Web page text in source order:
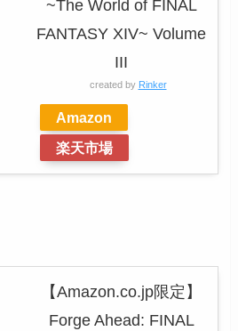
~The World of FINAL
FANTASY XIV~ Volume
III
created by Rinker
Amazon
楽天市場
【Amazon.co.jp限定】
Forge Ahead: FINAL